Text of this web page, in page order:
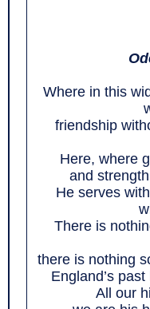
Where in this
friendship
Here, where
and
He serves
There is
there is nothing
England’s
All our